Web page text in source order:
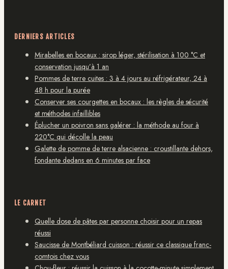
DERNIERS ARTICLES
Mirabelles en bocaux : sirop léger, stérilisation à 100 °C et
conservation jusqu’à 1 an
Pommes de terre cuites : 3 à 4 jours au réfrigérateur, 24 à
48 h pour la purée
Conserver ses courgettes en bocaux : les règles de sécurité
et méthodes infaillibles
Éplucher un poivron sans galérer : la méthode au four à
220°C qui décolle la peau
Galette de pomme de terre alsacienne : croustillante dehors,
fondante dedans en 6 minutes par face
LE CARNET
Quelle dose de pâtes par personne choisir pour un repas
réussi
Saucisse de Montbéliard cuisson : réussir ce classique franc-
comtois chez vous